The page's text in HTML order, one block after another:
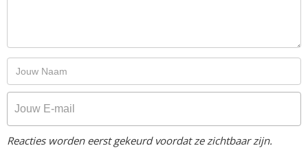
Reacties worden eerst gekeurd voordat ze zichtbaar zijn.